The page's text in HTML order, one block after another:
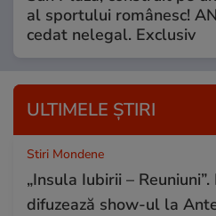
al sportului românesc!
cedat nelegal. Exclusiv
ULTIMELE ȘTIRI
Stiri Mondene
„Insula Iubirii –
difuzează show-ul la